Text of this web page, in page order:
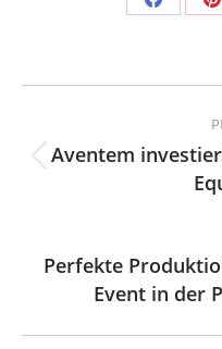
Share
navigation
Aventem
Perfekte
Event in der